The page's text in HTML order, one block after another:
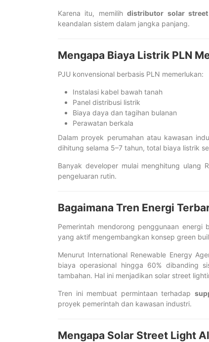
Karena itu, memilihdistributor solar
keandalan sistem dalam jangka panjang.
Mengapa Biaya Listrik PLN
PJU konvensional berbasis PLN memerlukan:
Instalasi kabel bawah tanah
Panel distribusi listrik
Biaya daya dan tagihan bulanan
Perawatan berkala
Dalam proyek perumahan atau kawasan
dihitung selama 5–7 tahun, total biaya listrik
Banyak developer mulai menghitung ulang
pengeluaran rutin.
Bagaimana Tren Energi
Pemerintah mendorong penggunaan
yang aktif mengembangkan konsep green
Menurut International Renewable Energy
biaya operasional hingga 60% dibanding
tambahan. Hal ini menjadikan solar street
Tren ini membuat permintaan terhadap
proyek pemerintah dan kawasan industri.
Mengapa Solar Street Light